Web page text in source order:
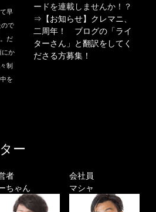
早
で
だ
にか
制
を
ードを連載しませんか！？
⇒ 【お知らせ】クレマニ、
二周年！ ブログの「ライ
ターさん」と翻訳をしてく
ださる方募集！
ー
者
ちゃん
会社員
マシャ